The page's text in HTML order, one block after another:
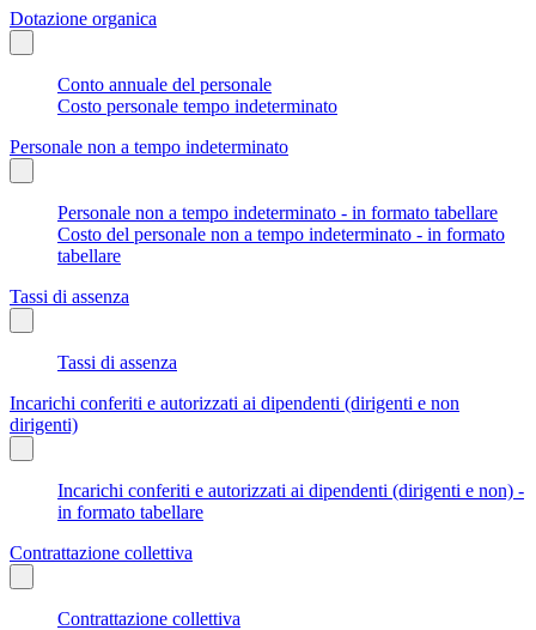
Dotazione organica
Conto annuale del personale
Costo personale tempo indeterminato
Personale non a tempo indeterminato
Personale non a tempo indeterminato - in formato tabellare
Costo del personale non a tempo indeterminato - in formato
tabellare
Tassi di assenza
Tassi di assenza
Incarichi conferiti e autorizzati ai dipendenti (dirigenti e non
dirigenti)
Incarichi conferiti e autorizzati ai dipendenti (dirigenti e non) -
in formato tabellare
Contrattazione collettiva
Contrattazione collettiva